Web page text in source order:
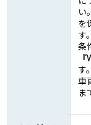
い
を
す
条
す。
車
ま